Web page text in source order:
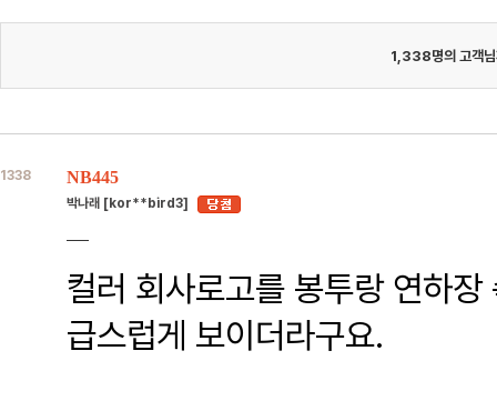
1,338명의 고객
1338 NB445
박나래 [kor**bird3]
컬러 회사로고를 봉투랑 연하
급스럽게 보이더라구요.